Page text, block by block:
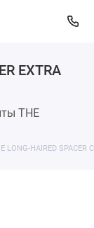
EXTRA
THE
LONG-HAIRED SPACER